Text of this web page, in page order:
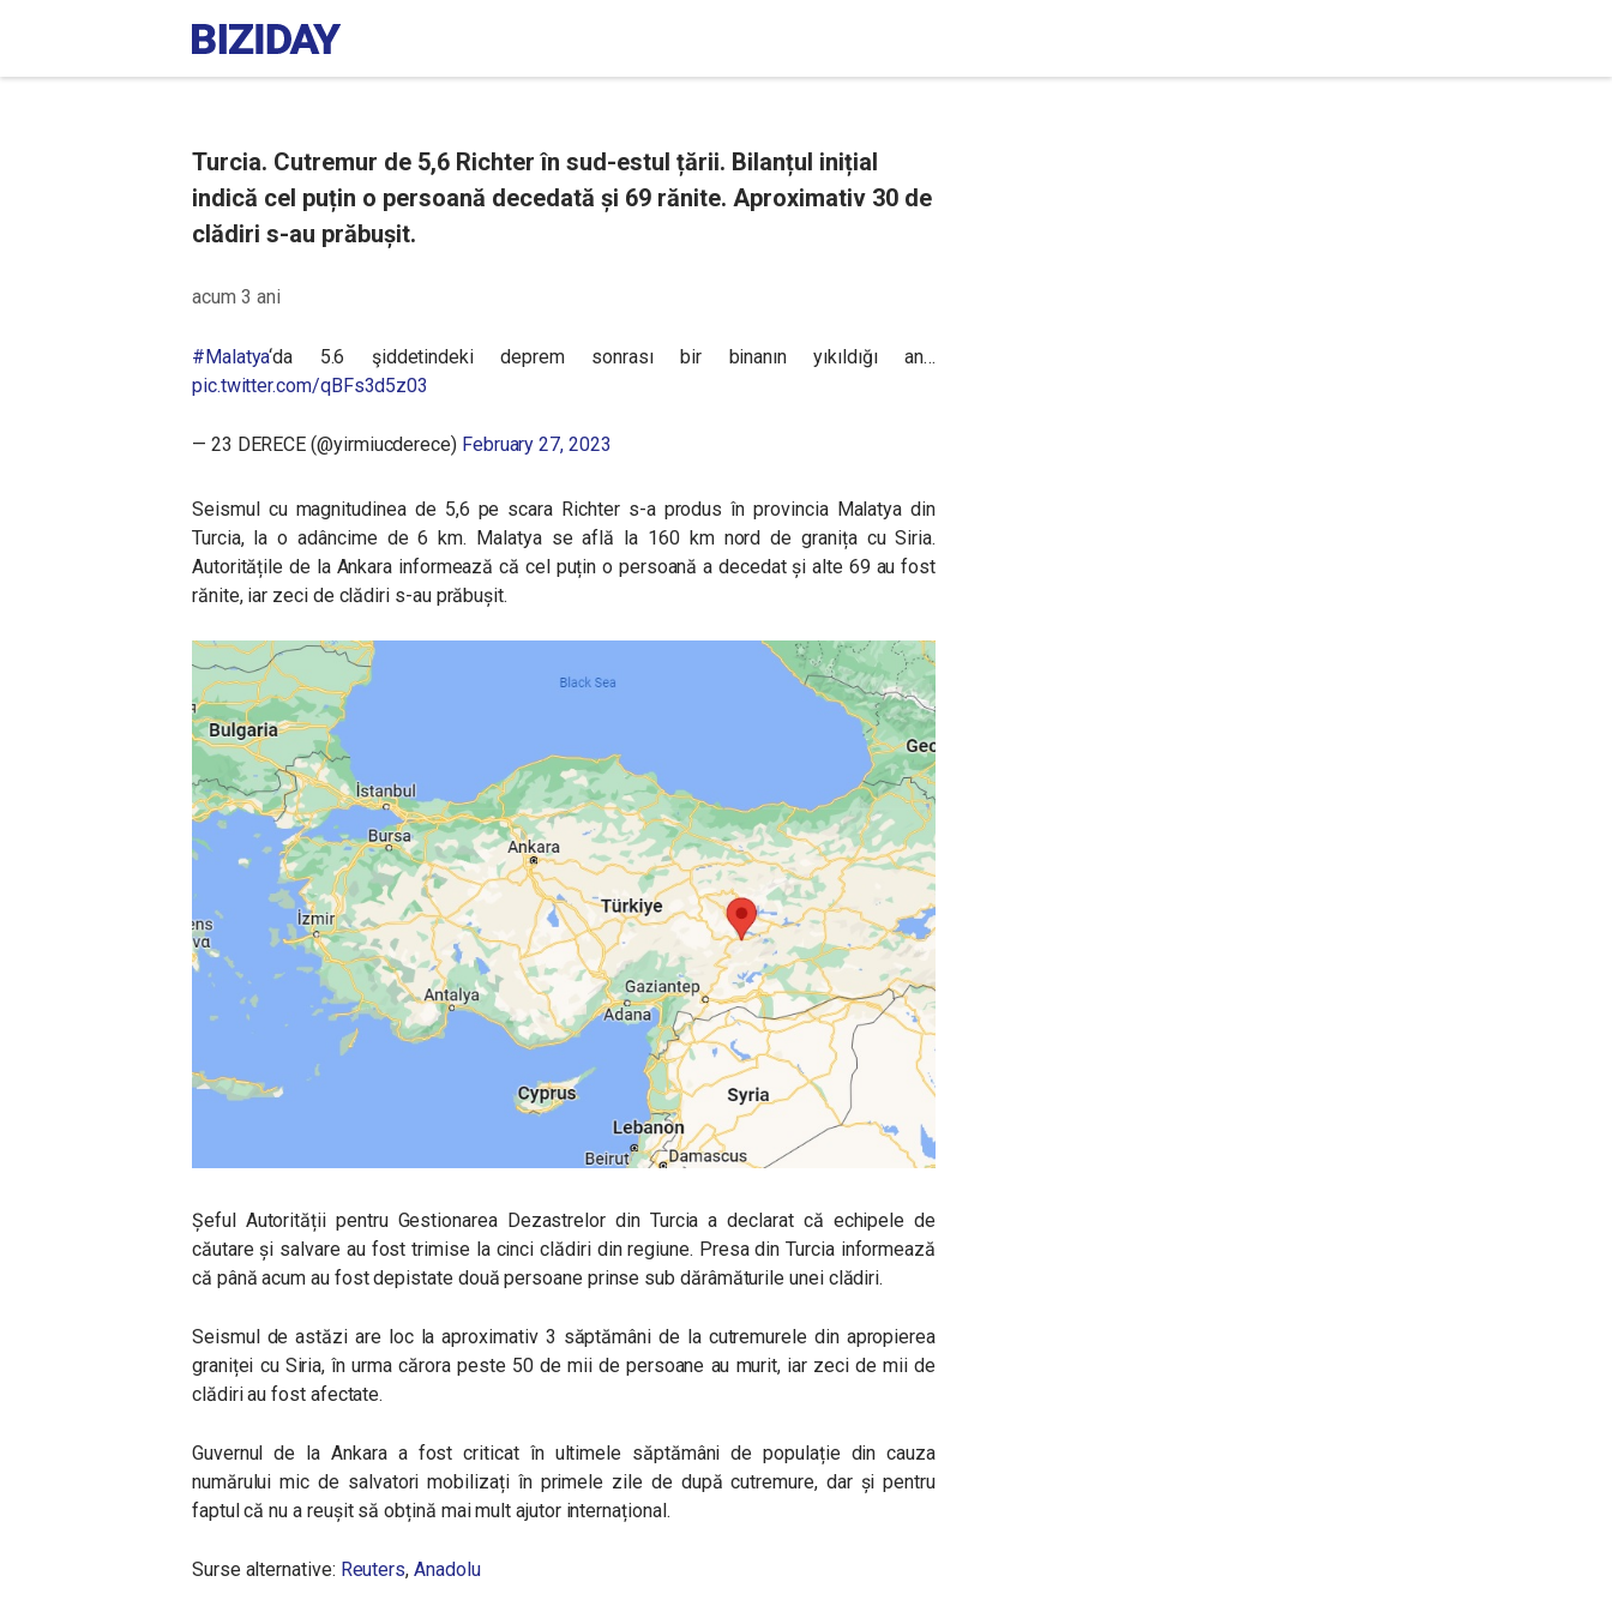
Turcia. Cutremur de 5,6 Richter în sud-estul țării. Bilanțul inițial
indică cel puțin o persoană decedată și 69 rănite. Aproximativ 30 de
clădiri s-au prăbușit.
acum 3 ani
#Malatya‘da 5.6 şiddetindeki deprem sonrası bir binanın yıkıldığı an…
pic.twitter.com/qBFs3d5z03
— 23 DERECE (@yirmiucderece) February 27, 2023
Seismul cu magnitudinea de 5,6 pe scara Richter s-a produs în provincia Malatya din
Turcia, la o adâncime de 6 km. Malatya se află la 160 km nord de granița cu Siria.
Autoritățile de la Ankara informează că cel puțin o persoană a decedat și alte 69 au fost
rănite, iar zeci de clădiri s-au prăbușit.
Șeful Autorității pentru Gestionarea Dezastrelor din Turcia a declarat că echipele de
căutare și salvare au fost trimise la cinci clădiri din regiune. Presa din Turcia informează
că până acum au fost depistate două persoane prinse sub dărâmăturile unei clădiri.
Seismul de astăzi are loc la aproximativ 3 săptămâni de la cutremurele din apropierea
graniței cu Siria, în urma cărora peste 50 de mii de persoane au murit, iar zeci de mii de
clădiri au fost afectate.
Guvernul de la Ankara a fost criticat în ultimele săptămâni de populație din cauza
numărului mic de salvatori mobilizați în primele zile de după cutremure, dar și pentru
faptul că nu a reușit să obțină mai mult ajutor internațional.
Surse alternative: Reuters, Anadolu